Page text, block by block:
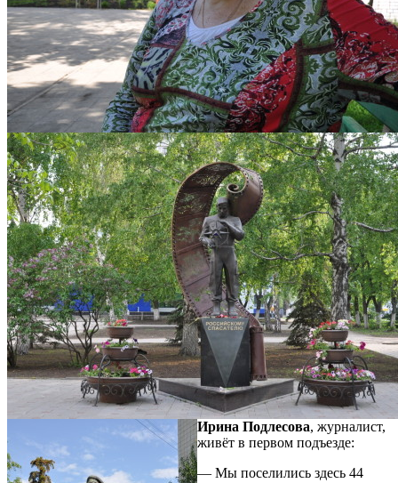
Ирина Подлесова, журналист,
живёт в первом подъезде:
— Мы поселились здесь 44